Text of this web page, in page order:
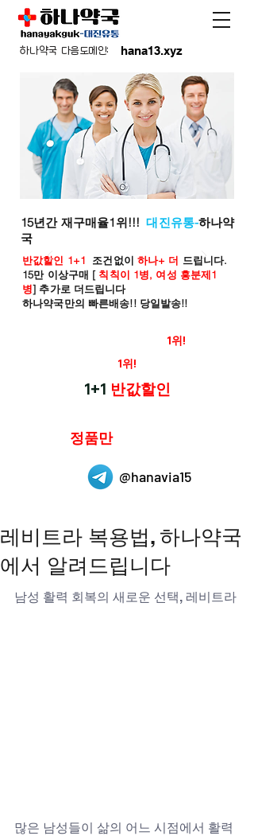
hana13.xyz
하나약국 다음도메인:
15년간 재구매율1위!!!대진유통-하나약
국
반값할인 1+1 조건없이 하나+ 더 드립니다.
15만 이상구매 [ 칙칙이 1병, 여성 흥분제1
병] 추가로 더드립니다
하나약국만의 빠른배송!! 당일발송!!
1위!
1위!
1+1 반값할인
정품만
@hanavia15
레비트라 복용법, 하나약국
에서 알려드립니다
남성 활력 회복의 새로운 선택, 레비트라
많은 남성들이 삶의 어느 시점에서 활력